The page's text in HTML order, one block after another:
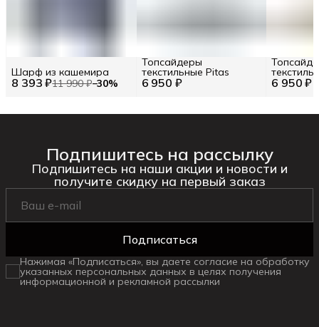
8 393 ₽11 990 ₽−30%
Шарф из кашемира
6 950 ₽
Топсайдеры
текстильные Pitas
6 950 ₽
Подпишитесь на рассылку
Подпишитесь на наши акции и новости и
получите скидку на первый заказ
Подписаться
Нажимая «Подписаться», вы даете согласие на обработку
указанных персональных данных в целях получения
информационной и рекламной рассылки